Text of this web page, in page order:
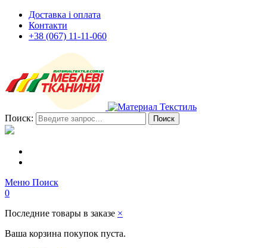
Доставка і оплата
Контакти
+38 (067) 11-11-060
Поиск: Поиск
Меню Поиск
0
Последние товары в заказе ×
Ваша корзина покупок пуста.